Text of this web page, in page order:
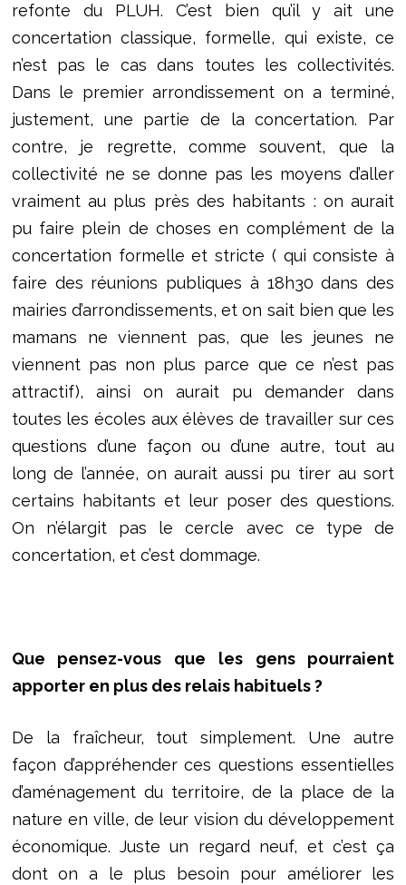
refonte du PLUH. C’est bien qu’il y ait une
concertation classique, formelle, qui existe, ce
n’est pas le cas dans toutes les collectivités.
Dans le premier arrondissement on a terminé,
justement, une partie de la concertation. Par
contre, je regrette, comme souvent, que la
collectivité ne se donne pas les moyens d’aller
vraiment au plus près des habitants : on aurait
pu faire plein de choses en complément de la
concertation formelle et stricte ( qui consiste à
faire des réunions publiques à 18h30 dans des
mairies d’arrondissements, et on sait bien que les
mamans ne viennent pas, que les jeunes ne
viennent pas non plus parce que ce n’est pas
attractif), ainsi on aurait pu demander dans
toutes les écoles aux élèves de travailler sur ces
questions d’une façon ou d’une autre, tout au
long de l’année, on aurait aussi pu tirer au sort
certains habitants et leur poser des questions.
On n’élargit pas le cercle avec ce type de
concertation, et c’est dommage.
Que pensez-vous que les gens pourraient
apporter en plus des relais habituels ?
De la fraîcheur, tout simplement. Une autre
façon d’appréhender ces questions essentielles
d’aménagement du territoire, de la place de la
nature en ville, de leur vision du développement
économique. Juste un regard neuf, et c’est ça
dont on a le plus besoin pour améliorer les